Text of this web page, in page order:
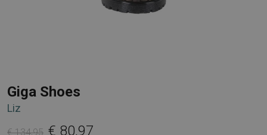
Giga Shoes
Liz
€ 134,95 € 80,97